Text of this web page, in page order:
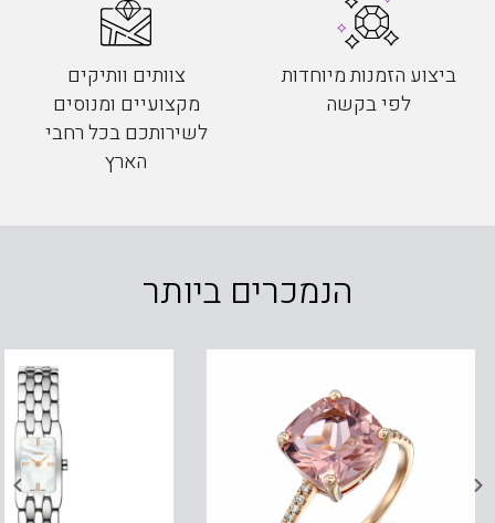
ביצוע הזמנות מיוחדות
לפי בקשה
צוותים וותיקים
מקצועיים ומנוסים
לשירותכם בכל רחבי
הארץ
הנמכרים ביותר